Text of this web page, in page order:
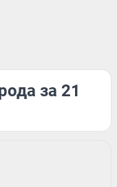
за 21